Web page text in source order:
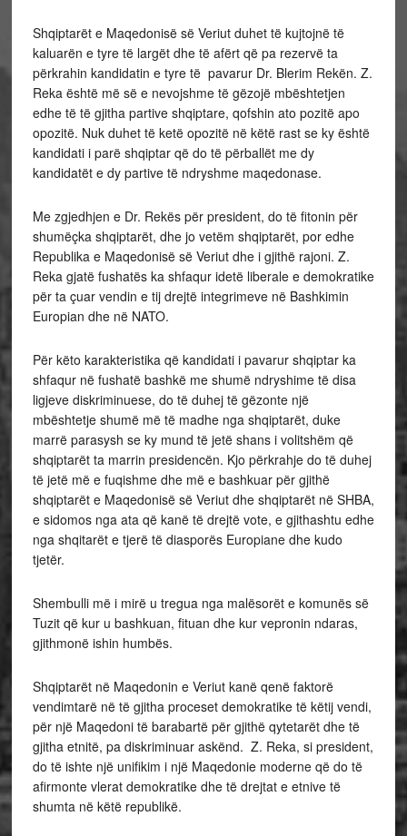
Shqiptarët e Maqedonisë së Veriut duhet të kujtojnë të
kaluarën e tyre të largët dhe të afërt që pa rezervë ta
përkrahin kandidatin e tyre të pavarur Dr. Blerim Rekën. Z.
Reka është më së e nevojshme të gëzojë mbështetjen
edhe të të gjitha partive shqiptare, qofshin ato pozitë apo
opozitë. Nuk duhet të ketë opozitë në këtë rast se ky është
kandidati i parë shqiptar që do të përballët me dy
kandidatët e dy partive të ndryshme maqedonase.
Me zgjedhjen e Dr. Rekës për president, do të fitonin për
shumëçka shqiptarët, dhe jo vetëm shqiptarët, por edhe
Republika e Maqedonisë së Veriut dhe i gjithë rajoni. Z.
Reka gjatë fushatës ka shfaqur idetë liberale e demokratike
për ta çuar vendin e tij drejtë integrimeve në Bashkimin
Europian dhe në NATO.
Për këto karakteristika që kandidati i pavarur shqiptar ka
shfaqur në fushatë bashkë me shumë ndryshime të disa
ligjeve diskriminuese, do të duhej të gëzonte një
mbështetje shumë më të madhe nga shqiptarët, duke
marrë parasysh se ky mund të jetë shans i volitshëm që
shqiptarët ta marrin presidencën. Kjo përkrahje do të duhej
të jetë më e fuqishme dhe më e bashkuar për gjithë
shqiptarët e Maqedonisë së Veriut dhe shqiptarët në SHBA,
e sidomos nga ata që kanë të drejtë vote, e gjithashtu edhe
nga shqitarët e tjerë të diasporës Europiane dhe kudo
tjetër.
Shembulli më i mirë u tregua nga malësorët e komunës së
Tuzit që kur u bashkuan, fituan dhe kur vepronin ndaras,
gjithmonë ishin humbës.
Shqiptarët në Maqedonin e Veriut kanë qenë faktorë
vendimtarë në të gjitha proceset demokratike të këtij vendi,
për një Maqedoni të barabartë për gjithë qytetarët dhe të
gjitha etnitë, pa diskriminuar askënd. Z. Reka, si president,
do të ishte një unifikim i një Maqedonie moderne që do të
afirmonte vlerat demokratike dhe të drejtat e etnive të
shumta në këtë republikë.